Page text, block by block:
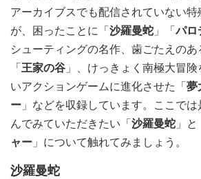
アーカイブスでも配信されていない
が、困ったことに「 沙羅曼蛇 」「パロ
シューティングの名作、歯ごたえの
「 王家の谷 」、けっきょく南極大冒
いアクションゲームに進化させた「 夢
ー 」などを収録しています。ここで
んでみていただきたい「 沙羅曼蛇 」と
ャー 」について触れてみましょう。
沙羅曼蛇